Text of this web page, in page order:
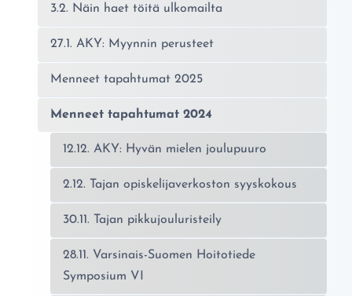
3.2. Näin haet töitä ulkomailta
27.1. AKY: Myynnin perusteet
Menneet tapahtumat 2025
Menneet tapahtumat 2024
12.12. AKY: Hyvän mielen joulupuuro
2.12. Tajan opiskelijaverkoston syyskokous
30.11. Tajan pikkujouluristeily
28.11. Varsinais-Suomen Hoitotiede
Symposium VI